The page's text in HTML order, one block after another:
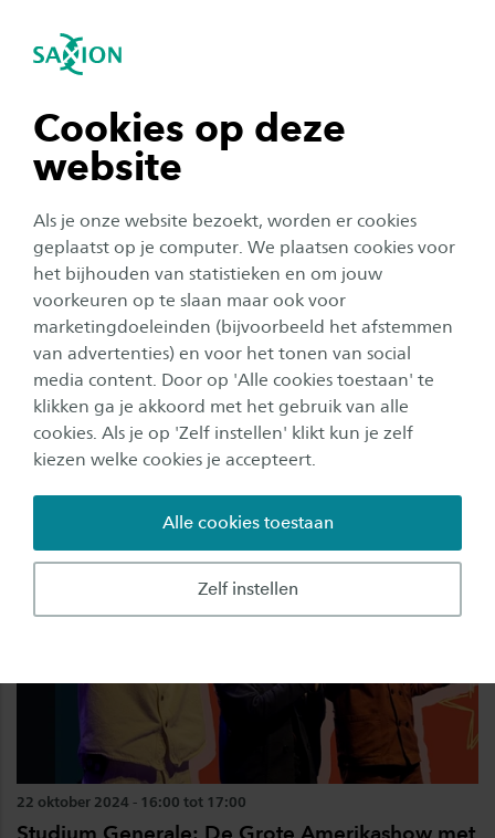
Cookies op deze
website
Als je onze website bezoekt, worden er cookies
geplaatst op je computer. We plaatsen cookies voor
het bijhouden van statistieken en om jouw
voorkeuren op te slaan maar ook voor
marketingdoeleinden (bijvoorbeeld het afstemmen
van advertenties) en voor het tonen van social
media content. Door op 'Alle cookies toestaan' te
klikken ga je akkoord met het gebruik van alle
cookies. Als je op 'Zelf instellen' klikt kun je zelf
kiezen welke cookies je accepteert.
Zelf instellen
Alle cookies toestaan
Navigatie openen
tonen
tonen
tonen
tonen
sluiten
SG Home Agenda
Op deze pagina vind je tal van Studium
Generale programma’s die onze landsgrens
voorbijgaan. Duiding bij conflicten en
verkiezingen, inzicht in geopolitiek en
bijzondere bijdrages van
mensenrechtenactivisten. Je komt het hier
allemaal tegen.
Corporate
22 oktober 2024 - 16:00 tot 17:00
Studium Generale: De Grote Amerikashow met